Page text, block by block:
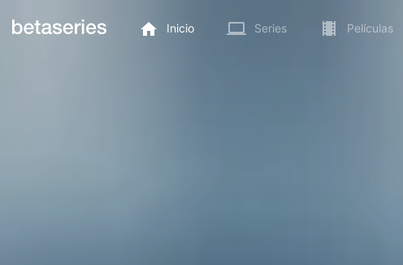
Inicio Series Películas